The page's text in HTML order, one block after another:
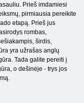
Prieš imdamiesi
pirmiausia pereikite
etapą. Prieš jus
rombas,
širdis,
yra užrašas anglų
Tada galite pereiti į
o dešinėje - trys jos